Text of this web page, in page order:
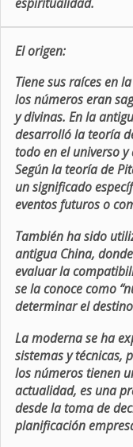
El origen:
Tiene sus raíces en
los números eran
y divinas. En la
desarrolló la teoría
todo en el universo
Según la teoría de
un significado
eventos futuros o
También ha sido
antigua China,
evaluar la
se la conoce como
determinar el
La moderna se ha
sistemas y técnicas,
los números tienen
actualidad, es una
desde la toma de
planificación